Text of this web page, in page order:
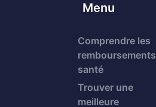
Menu
Comprendre les
remboursements
santé
Trouver une
meilleure